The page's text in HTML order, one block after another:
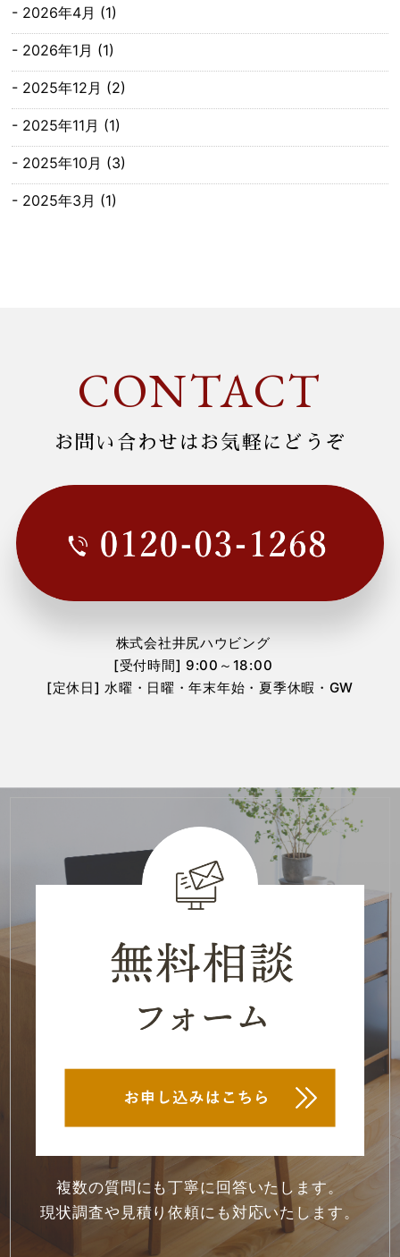
2026年4月 (1)
2026年1月 (1)
2025年12月 (2)
2025年11月 (1)
2025年10月 (3)
2025年3月 (1)
2024年3月 (1)
2023年12月
2023年11月 (1)
2023年10月
(2)
2023年3月(1)
2022年7月
2022年6月
(1)
2022年2月(1)
2021年11月(1)
2021年10月(1)
CONTACT
お問い合わせはお気軽にどうぞ
株式会社井尻ハウビング
[受付時間] 9:00～18:00
[定休日] 水曜・日曜・年末年始・夏季休暇・GW
複数の質問にも丁寧に回答いたします。
現状調査や見積り依頼にも対応いたします。